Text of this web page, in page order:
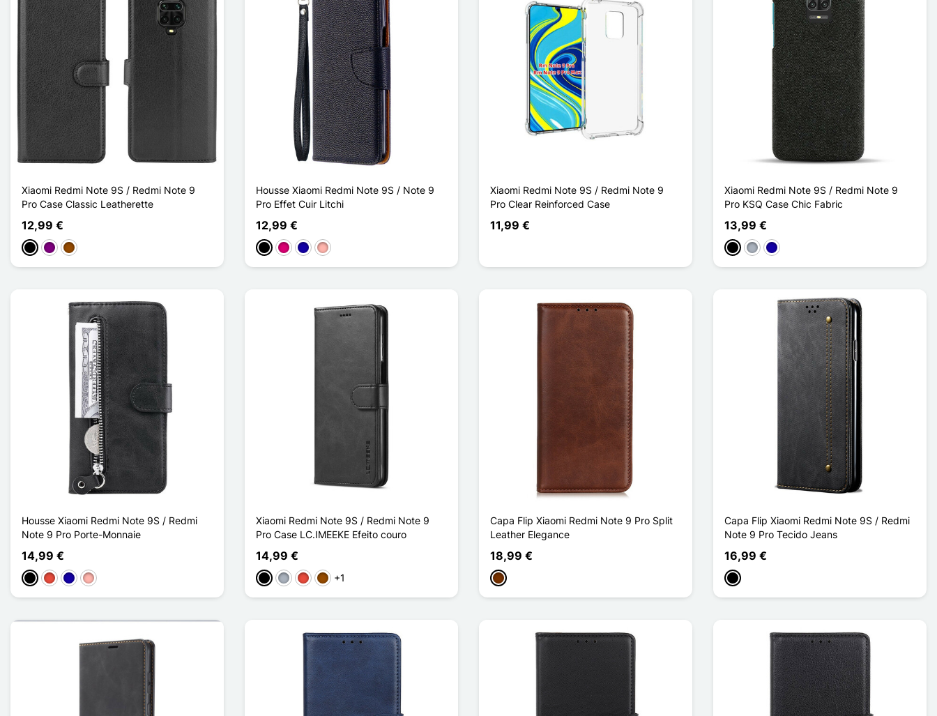
Xiaomi Redmi Note 9S / Redmi Note 9
Pro Case Classic Leatherette
12,99 €
PretoPúrpuraCastanho
Housse Xiaomi Redmi Note 9S / Note 9
Pro Effet Cuir Litchi
12,99 €
PretoMagentaAzul Escuro
Ouro rosa
Xiaomi Redmi Note 9S / Redmi Note 9
Pro Clear Reinforced Case
11,99 €
Xiaomi Redmi Note 9S / Redmi Note 9
Pro KSQ Case Chic Fabric
13,99 €
PretoCinzentoAzul Escuro
Housse Xiaomi Redmi Note 9S / Redmi
Note 9 Pro Porte-Monnaie
14,99 €
PretoVermelhoAzul Escuro
Ouro rosa
Xiaomi Redmi Note 9S / Redmi Note 9
Pro Case LC.IMEEKE Efeito couro
14,99 €
PretoCinzentoVermelho
Castanho
+1
Capa Flip Xiaomi Redmi Note 9 Pro Split
Leather Elegance
18,99 €
Café
Capa Flip Xiaomi Redmi Note 9S / Redmi
Note 9 Pro Tecido Jeans
16,99 €
Preto